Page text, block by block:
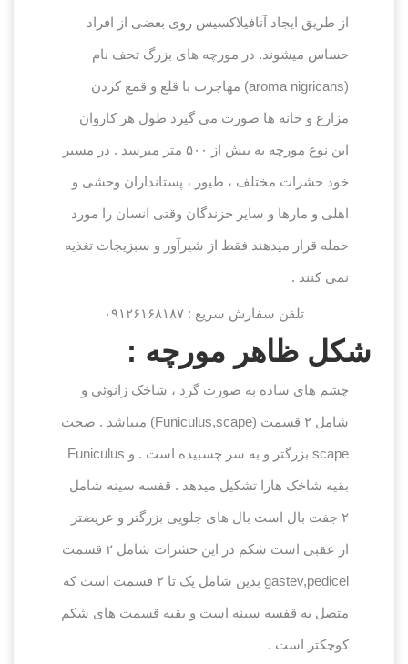
از طریق ایجاد آنافیلاکسیس روی بعضی از افراد
حساس می‏شوند. در مورچه های بزرگ تحف نام
(aroma nigricans) مهاجرت با قلع و قمع کردن
مزارع و خانه ها صورت می گیرد طول هر کاروان
این نوع مورچه به بیش از ۵۰۰ متر میرسد . در مسیر
خود حشرات مختلف ، طیور ، پستانداران وحشی و
اهلی و مارها و سایر خزندگان وقتی انسان را مورد
حمله قرار میدهند فقط از شیرآور و سبزیجات تغذیه
نمی کنند .
تلفن سفارش سریع : ۰۹۱۲۶۱۶۸۱۸۷
شکل ظاهر مورچه :
چشم های ساده به صورت گرد ، شاخک زانوئی و
شامل ۲ قسمت (Funiculus,scape) میباشد . صحت
scape بزرگتر و به سر چسبیده است . و Funiculus
بقیه شاخک هارا تشکیل میدهد . قفسه سینه شامل
۲ جفت بال است بال های جلویی بزرگتر و عریضتر
از عقبی است شکم در این حشرات شامل ۲ قسمت
gastev,pedicel بدین شامل یک تا ۲ قسمت است که
متصل به قفسه سینه است و بقیه قسمت های شکم
کوچکتر است .